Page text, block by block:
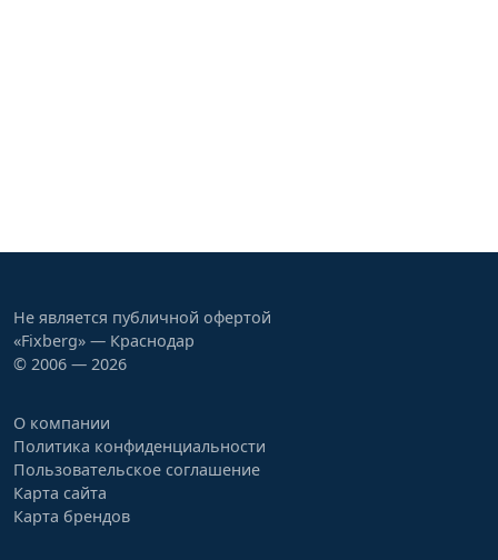
Не является публичной офертой
«Fixberg» — Краснодар
© 2006 — 2026
О компании
Политика конфиденциальности
Пользовательское соглашение
Карта сайта
Карта брендов